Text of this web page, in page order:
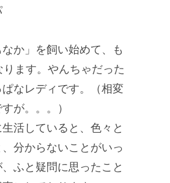
か」を飼い始めて、も
ります。やんちゃだった
なレディです。（相変
が。。。）
活していると、色々と
分からないことがいっ
ふと疑問に思ったこと